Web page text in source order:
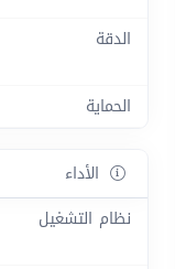
الدقة
الحماية
الأداء
نظام التشغيل